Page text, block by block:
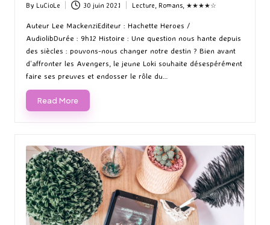
Posted
by
By LuCioLe 30 juin 2021
Posted
in
Lecture, Romans, ★★★★☆
Auteur Lee MackenziEditeur : Hachette Heroes /
AudiolibDurée : 9h12 Histoire : Une question nous hante depuis
des siècles : pouvons-nous changer notre destin ? Bien avant
d’affronter les Avengers, le jeune Loki souhaite désespérément
faire ses preuves et endosser le rôle du…
Read More